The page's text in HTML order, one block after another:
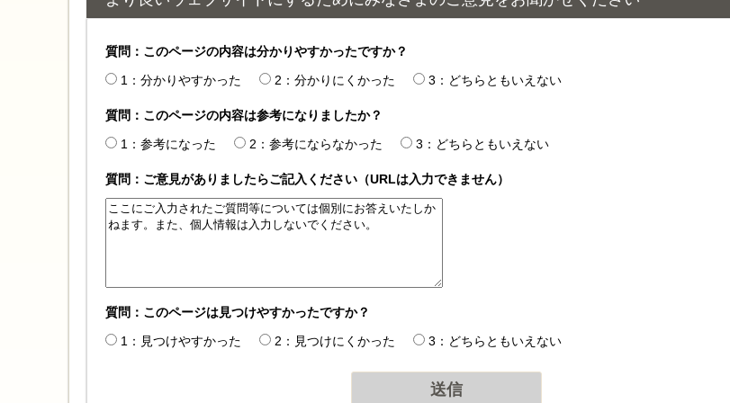
質問：このページの内容は分かりやすかったですか？
1：分かりやすかった
2：分かりにくかった 3：どちらともいえない
質問：このページの内容は参考になりましたか？
1：参考になった
2：参考にならなかった 3：どちらともいえない
質問：ご意見がありましたらご記入ください（URLは入力できません）
質問：このページは見つけやすかったですか？
1：見つけやすかった
2：見つけにくかった 3：どちらともいえない